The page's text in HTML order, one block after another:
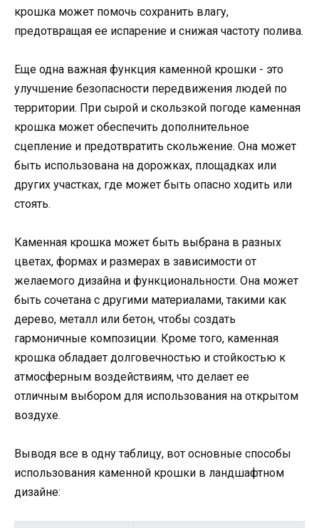
крошка может помочь сохранить влагу,
предотвращая ее испарение и снижая частоту полива.
Еще одна важная функция каменной крошки - это
улучшение безопасности передвижения людей по
территории. При сырой и скользкой погоде каменная
крошка может обеспечить дополнительное
сцепление и предотвратить скольжение. Она может
быть использована на дорожках, площадках или
других участках, где может быть опасно ходить или
стоять.
Каменная крошка может быть выбрана в разных
цветах, формах и размерах в зависимости от
желаемого дизайна и функциональности. Она может
быть сочетана с другими материалами, такими как
дерево, металл или бетон, чтобы создать
гармоничные композиции. Кроме того, каменная
крошка обладает долговечностью и стойкостью к
атмосферным воздействиям, что делает ее
отличным выбором для использования на открытом
воздухе.
Выводя все в одну таблицу, вот основные способы
использования каменной крошки в ландшафтном
дизайне: